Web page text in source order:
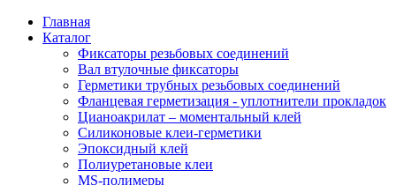
Главная
Каталог
Фиксаторы резьбовых соединений
Вал втулочные фиксаторы
Герметики трубных резьбовых соединений
Фланцевая герметизация - уплотнители прокладок
Цианоакрилат – моментальный клей
Силиконовые клеи-герметики
Эпоксидный клей
Полиуретановые клеи
MS-полимеры